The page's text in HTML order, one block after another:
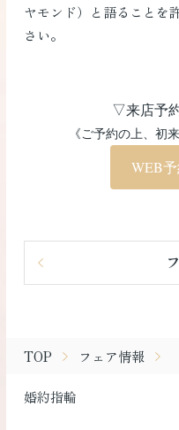
ヤモンド）と語ることを
さい。
▽来店予
《ご予約の上、初
WEB
TOP フェア情報
婚約指輪